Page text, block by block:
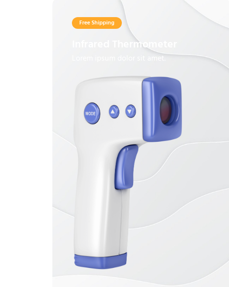
Free Shipping
Infrared Thermometer
Lorem ipsum dolor sit amet.